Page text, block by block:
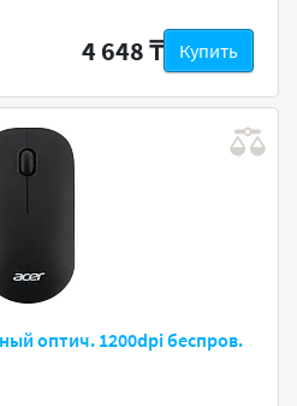
4 648 ₸ Купить
оптич. 1200dpi беспров.